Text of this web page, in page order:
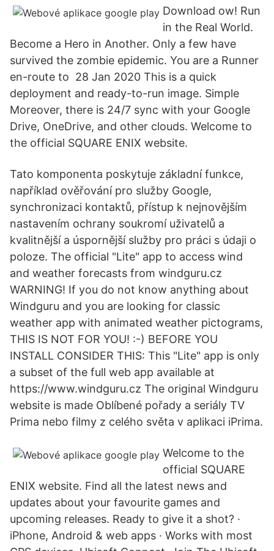
Download ow! Run
in the Real World.
Become a Hero in Another. Only a few have
survived the zombie epidemic. You are a Runner
en-route to 28 Jan 2020 This is a quick
deployment and ready-to-run image. Simple
Moreover, there is 24/7 sync with your Google
Drive, OneDrive, and other clouds. Welcome to
the official SQUARE ENIX website.
Tato komponenta poskytuje základní funkce,
například ověřování pro služby Google,
synchronizaci kontaktů, přístup k nejnovějším
nastavením ochrany soukromí uživatelů a
kvalitnější a úspornější služby pro práci s údaji o
poloze. The official "Lite" app to access wind
and weather forecasts from windguru.cz
WARNING! If you do not know anything about
Windguru and you are looking for classic
weather app with animated weather pictograms,
THIS IS NOT FOR YOU! :-) BEFORE YOU
INSTALL CONSIDER THIS: This "Lite" app is only
a subset of the full web app available at
https://www.windguru.cz The original Windguru
website is made Oblíbené pořady a seriály TV
Prima nebo filmy z celého světa v aplikaci iPrima.
Welcome to the
official SQUARE
ENIX website. Find all the latest news and
updates about your favourite games and
upcoming releases. Ready to give it a shot? ·
iPhone, Android & web apps · Works with most